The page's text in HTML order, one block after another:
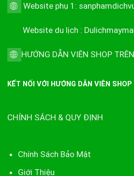
Website phụ 1:
Website du lịch :
HƯỚNG DẪN VIÊN SHOP
KẾT NỐI VỚI HƯỚNG DẪN VIÊN SHOP
CHÍNH SÁCH & QUY ĐỊNH
Chính Sách Bảo Mật
Giới Thiệu